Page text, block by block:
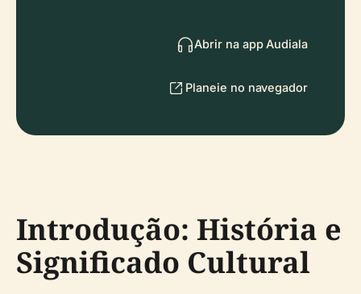
Abrir na app Audiala
Planeie no navegador
Introdução: História e
Significado Cultural